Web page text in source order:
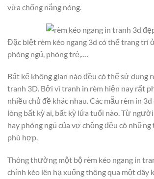
vừa chống nắng nóng.
Đặc biệt rèm kéo ngang 3d có thể trang trí
phòng ngủ, phòng trẻ,….
Bất kể không gian nào đều có thể sử dụng
tranh 3D. Bởi vì tranh in rèm hiện nay rất
nhiều chủ đề khác nhau. Các mẫu rèm in
lòng bất kỳ ai, bất kỳ lứa tuổi nào. Từ
hay phòng ngủ của vợ chồng đều có
phù hợp.
Thông thường một bộ rèm kéo ngang in
chỉnh kéo lên hạ xuống thông qua một dây